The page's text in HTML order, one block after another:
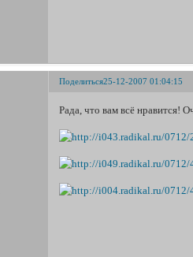
Поделиться25-12-2007 01:04:15
Рада, что вам всё нравится!